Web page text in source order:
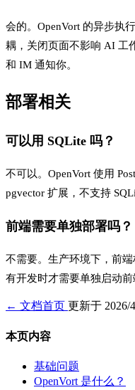
会的。OpenVort 的异步执
耦，关闭页面不影响 AI 工
和 IM 通知你。
部署相关
可以用 SQLite 吗？
不可以。OpenVort 使用
pgvector 扩展，不支持
前端需要单独部署吗？
不需要。生产环境下，前
有开发时才需要单独启动前
← 文档首页 更新于 2026/
本页内容
基础问题
OpenVort 是什么？